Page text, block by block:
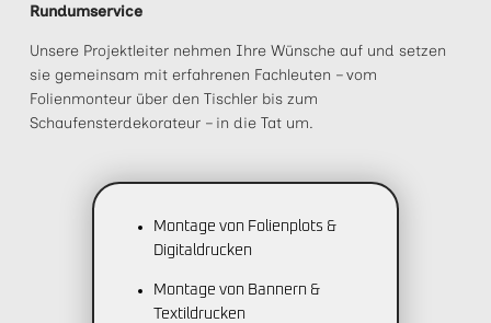
Rundumservice
Unsere Projektleiter nehmen Ihre Wünsche auf und setzen
sie gemeinsam mit erfahrenen Fachleuten – vom
Folienmonteur über den Tischler bis zum
Schaufensterdekorateur – in die Tat um.
Montage von Folienplots &
Digitaldrucken
Montage von Bannern &
Textildrucken